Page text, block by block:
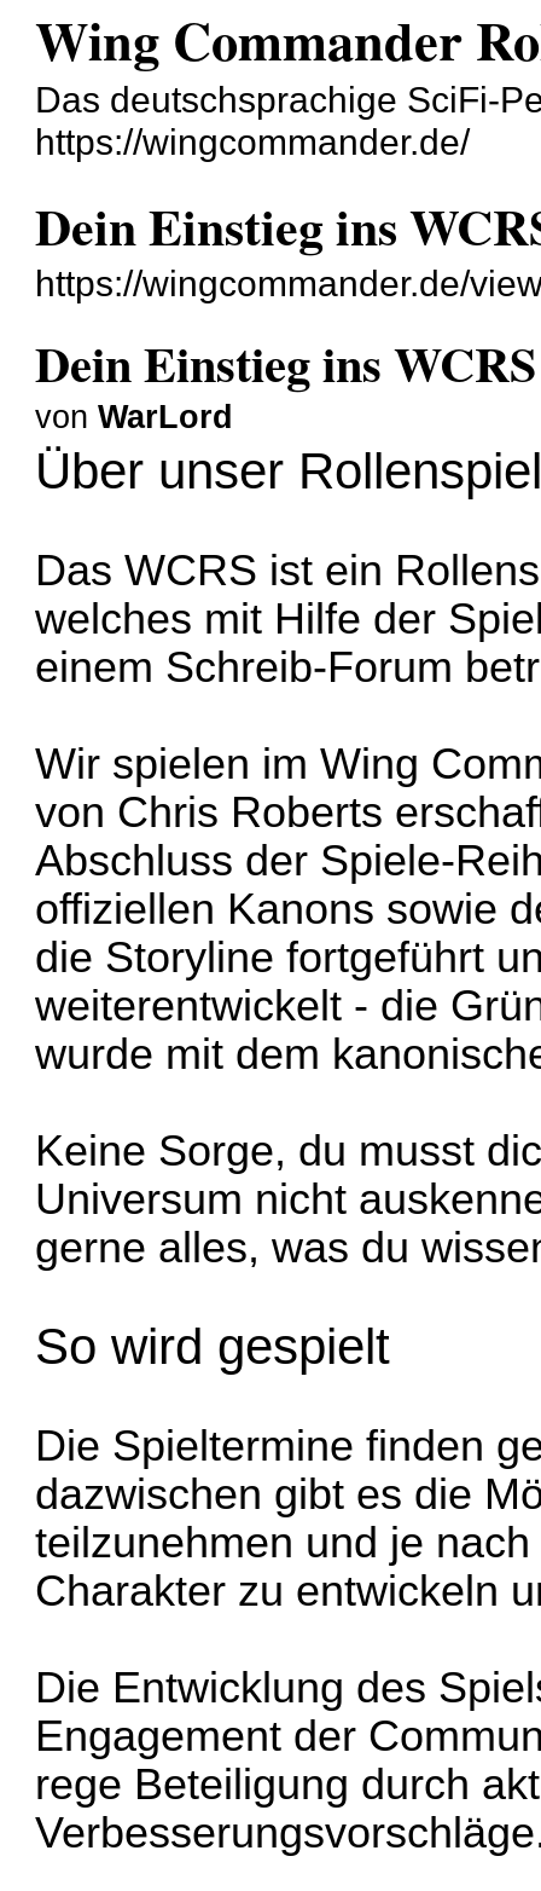
Wing Commander
Das deutschsprachige SciFi-
https://wingcommander.de/
Dein Einstieg ins
https://wingcommander.de/
Dein Einstieg ins WCRS
vonWarLord
Über unser
Das WCRS ist ein
welches mit Hilfe der
einem Schreib-Forum
Wir spielen im Wing
von Chris Roberts
Abschluss der Spiele-
offiziellen Kanons sowie
die Storyline fortgeführt
weiterentwickelt - die
wurde mit dem
Keine Sorge, du musst
Universum nicht
gerne alles, was du
So wird gespielt
Die Spieltermine finden
dazwischen gibt es die
teilzunehmen und je
Charakter zu entwickeln
Die Entwicklung des
Engagement der
rege Beteiligung durch